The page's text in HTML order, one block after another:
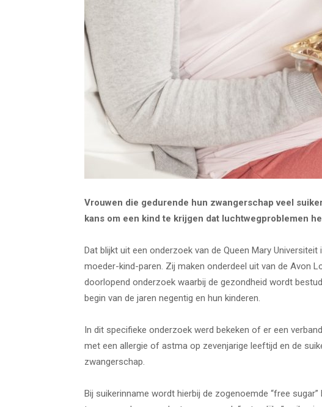
Vrouwen die gedurende hun zwangerschap veel
kans om een kind te krijgen dat luchtwegproblemen
Dat blijkt uit een onderzoek van de Queen Mary
moeder-kind-paren. Zij maken onderdeel uit van de Avon
doorlopend onderzoek waarbij de gezondheid wordt
begin van de jaren negentig en hun kinderen.
In dit specifieke onderzoek werd bekeken of er een
met een allergie of astma op zevenjarige leeftijd en de
zwangerschap.
Bij suikerinname wordt hierbij de zogenoemde “free